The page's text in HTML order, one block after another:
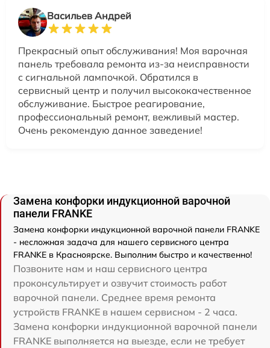
Васильев Андрей
Прекрасный опыт обслуживания! Моя варочная
панель требовала ремонта из-за неисправности
с сигнальной лампочкой. Обратился в
сервисный центр и получил высококачественное
обслуживание. Быстрое реагирование,
профессиональный ремонт, вежливый мастер.
Очень рекомендую данное заведение!
Замена конфорки индукционной варочной
панели FRANKE
Замена конфорки индукционной варочной панели FRANKE
- несложная задача для нашего сервисного центра
FRANKE в Красноярске. Выполним быстро и качественно!
Позвоните нам и наш сервисного центра
проконсультирует и озвучит стоимость работ
варочной панели. Среднее время ремонта
устройств FRANKE в нашем сервисном - 2 часа.
Замена конфорки индукционной варочной панели
FRANKE выполняется на выезде, если не требует